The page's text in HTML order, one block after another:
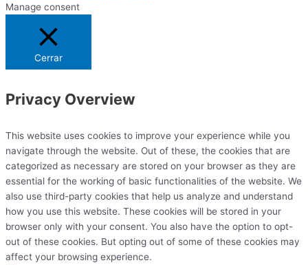
Manage consent
Cerrar
Privacy Overview
This website uses cookies to improve your experience while you
navigate through the website. Out of these, the cookies that are
categorized as necessary are stored on your browser as they are
essential for the working of basic functionalities of the website. We
also use third-party cookies that help us analyze and understand
how you use this website. These cookies will be stored in your
browser only with your consent. You also have the option to opt-
out of these cookies. But opting out of some of these cookies may
affect your browsing experience.